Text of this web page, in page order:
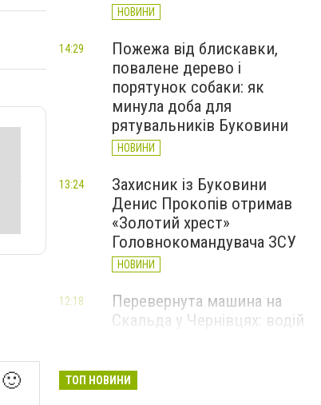
🙂
НОВИНИ
Пожежа від блискавки,
повалене дерево і
порятунок собаки: як
минула доба для
рятувальників Буковини
НОВИНИ
14:29
Захисник із Буковини
Денис Прокопів отримав
«Золотий хрест»
Головнокомандувача ЗСУ
НОВИНИ
13:24
Перевернута машина на
Скальда у Чернівцях: водій
12:18
ТОП НОВИНИ